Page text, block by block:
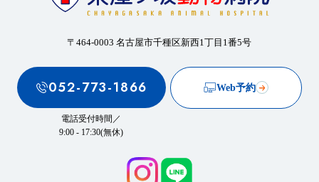
〒464-0003 名古屋市千種区新西1丁目1番5号
052-773-1866
電話受付時間／
9:00 - 17:30(無休)
Web予約